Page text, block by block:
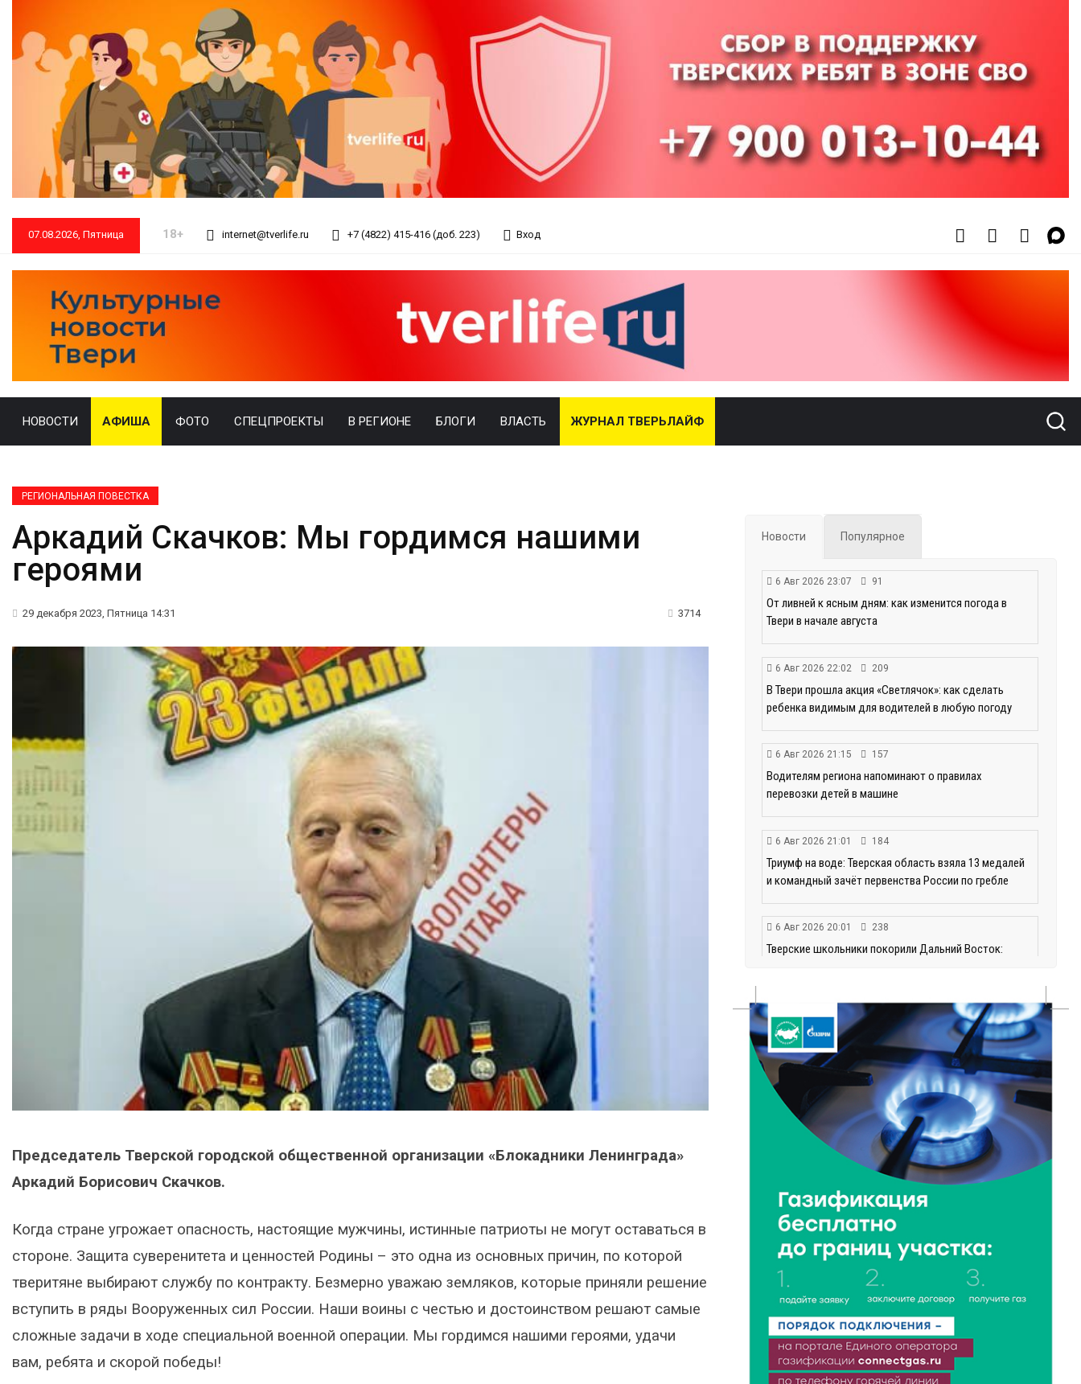
07.08.2026, Пятница 18+ internet@tverlife.ru +7 (4822) 415-416 (доб. 223) Вход
НОВОСТИ АФИША ФОТО СПЕЦПРОЕКТЫ В РЕГИОНЕ БЛОГИ ВЛАСТЬ ЖУРНАЛ ТВЕРЬЛАЙФ
РЕГИОНАЛЬНАЯ ПОВЕСТКА
Аркадий Скачков: Мы гордимся нашими
героями
29 декабря 2023, Пятница 14:31 3714
Председатель Тверской городской общественной организации «Блокадники Ленинграда»
Аркадий Борисович Скачков.
Когда стране угрожает опасность, настоящие мужчины, истинные патриоты не могут оставаться в
стороне. Защита суверенитета и ценностей Родины – это одна из основных причин, по которой
тверитяне выбирают службу по контракту. Безмерно уважаю земляков, которые приняли решение
вступить в ряды Вооруженных сил России. Наши воины с честью и достоинством решают самые
сложные задачи в ходе специальной военной операции. Мы гордимся нашими героями, удачи
вам, ребята и скорой победы!
Новости Популярное
6 Авг 2026 23:07 91
От ливней к ясным дням: как изменится погода в
Твери в начале августа
6 Авг 2026 22:02 209
В Твери прошла акция «Светлячок»: как сделать
ребенка видимым для водителей в любую погоду
6 Авг 2026 21:15 157
Водителям региона напоминают о правилах
перевозки детей в машине
6 Авг 2026 21:01 184
Триумф на воде: Тверская область взяла 13 медалей
и командный зачёт первенства России по гребле
6 Авг 2026 20:01 238
Тверские школьники покорили Дальний Восток:
221
Забота о пациентах и врачах: в ГКБ №7 стало ещё
комфортнее
6 Авг 2026 18:18 213
Большие деньги для большой модернизации
тверских заводов
«Дух больших побед»: глава спорткомитета оценил
состояние СШОР по гребле в Твери
6 Авг 2026 17:01 203
День рождения Светофора: в детском саду № 6
6 Авг 2026 16:41 286